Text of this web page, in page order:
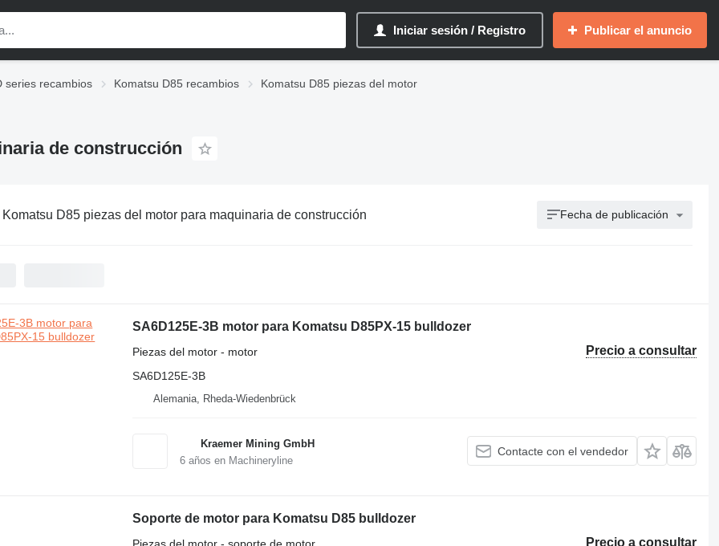
Iniciar sesión / Registro Publicar el anuncio
series recambios Komatsu D85 recambios
Komatsu D85 piezas del motor
de construcción
Komatsu D85 piezas del motor para maquinaria de construcción Fecha de publicación
SA6D125E-3B motor para Komatsu D85PX-15 bulldozer
Precio a consultar
Piezas del motor - motor
SA6D125E-3B
Alemania, Rheda-Wiedenbrück
Kraemer Mining GmbH
6años en Machineryline
Contacte con el vendedor
Soporte de motor para Komatsu D85 bulldozer
Precio a consultar